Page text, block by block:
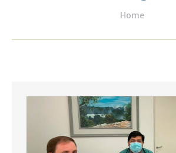
You are here:
Home